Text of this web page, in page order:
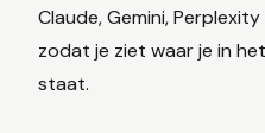
Claude, Gemini,
zodat je ziet waar je in
staat.